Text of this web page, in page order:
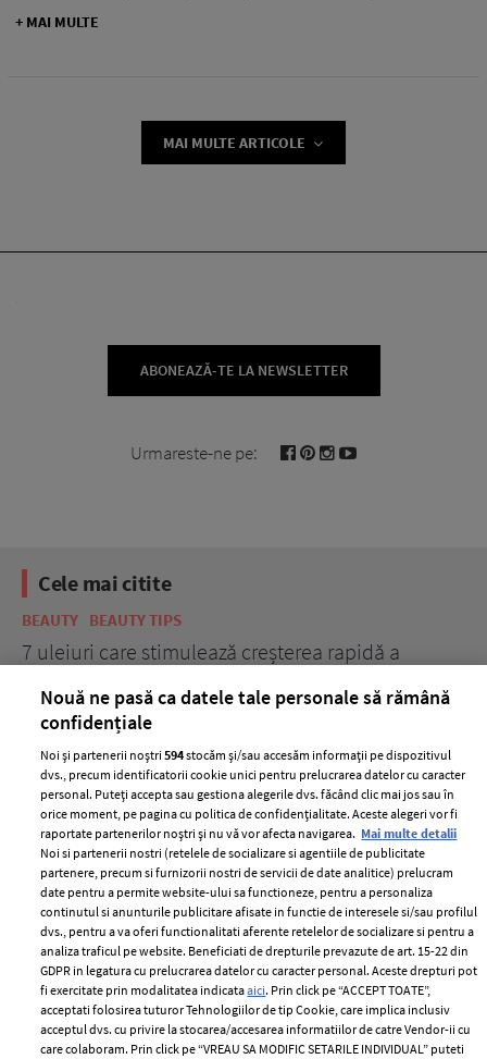
+ MAI MULTE
MAI MULTE ARTICOLE
ABONEAZĂ-TE LA NEWSLETTER
Urmareste-ne pe:
Cele mai citite
BEAUTY BEAUTY TIPS
7 uleiuri care stimulează creșterea rapidă a
ELLE Style Awards
2024
Despre ELLE
Romania
Contact
Abonamente
Termeni si conditii
Politica de
confidențialitate
Politica de cookies
Publicitate
Nouă ne pasă ca datele tale personale să rămână
confidențiale
Noi și partenerii noștri594stocăm și/sau accesăm informații pe dispozitivul
dvs., precum identificatorii cookie unici pentru prelucrarea datelor cu caracter
personal. Puteți accepta sau gestiona alegerile dvs. făcând clic mai jos sau în
orice moment, pe pagina cu politica de confidențialitate. Aceste alegeri vor fi
raportate partenerilor noștri și nu vă vor afecta navigarea. Mai multe detalii
Noi si partenerii nostri (retelele de socializare si agentiile de publicitate
partenere, precum si furnizorii nostri de servicii de date analitice) prelucram
date pentru a permite website-ului sa functioneze, pentru a personaliza
continutul si anunturile publicitare afisate in functie de interesele si/sau profilul
dvs., pentru a va oferi functionalitati aferente retelelor de socializare si pentru a
analiza traficul pe website. Beneficiati de drepturile prevazute de art. 15-22 din
GDPR in legatura cu prelucrarea datelor cu caracter personal. Aceste drepturi pot
fi exercitate prin modalitatea indicataaici. Prin click pe “ACCEPT TOATE”,
acceptati folosirea tuturor Tehnologiilor de tip Cookie, care implica inclusiv
acceptul dvs. cu privire la stocarea/accesarea informatiilor de catre Vendor-ii cu
care colaboram. Prin click pe “VREAU SA MODIFIC SETARILE INDIVIDUAL” puteti